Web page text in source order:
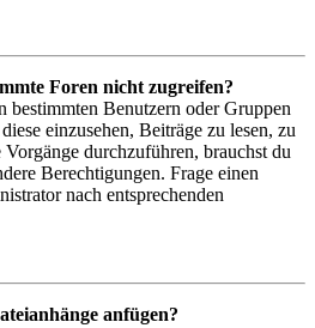
Foren nicht zugreifen?
bestimmten Benutzern oder Gruppen
einzusehen, Beiträge zu lesen, zu
Vorgänge durchzuführen, brauchst du
Berechtigungen. Frage einen
nach entsprechenden
anfügen?